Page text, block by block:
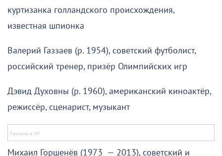
куртизанка голландского происхождения,
известная шпионка
Валерий Газзаев (р. 1954), советский футболист,
российский тренер, призёр Олимпийских игр
Дэвид Духовны (р. 1960), американский киноактёр,
режиссёр, сценарист, музыкант
Михаил Горшенёв (1973 — 2013), советский и